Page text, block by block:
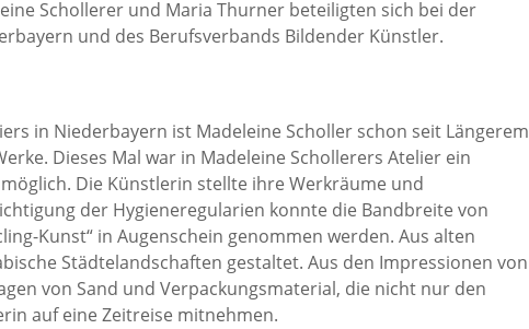
Schollerer und Maria Thurner beteiligten sich bei der
und des Berufsverbands Bildender Künstler.
in Niederbayern ist Madeleine Scholler schon seit Längerem
Dieses Mal war in Madeleine Schollerers Atelier ein
Die Künstlerin stellte ihre Werkräume und
der Hygieneregularien konnte die Bandbreite von
Kunst“ in Augenschein genommen werden. Aus alten
Städtelandschaften gestaltet. Aus den Impressionen von
von Sand und Verpackungsmaterial, die nicht nur den
auf eine Zeitreise mitnehmen.